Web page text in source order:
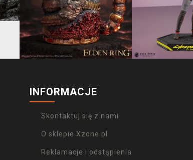
INFORMACJE
Skontaktuj się z nami
O sklepie Xzone.pl
Reklamacje i odstąpienia